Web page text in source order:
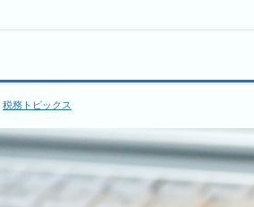
税務トピックス